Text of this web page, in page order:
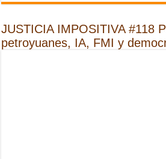
JUSTICIA IMPOSITIVA #118
petroyuanes, IA, FMI y